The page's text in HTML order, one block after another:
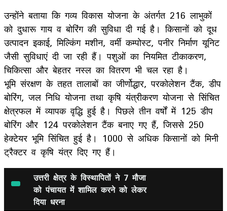
उन्होंने बताया कि गव्य विकास योजना के अंतर्गत 216 लाभुकों
को दुधारू गाय व बोरिंग की सुविधा दी गई है। किसानों को दूध
उत्पादन इकाई, मिल्किंग मशीन, वर्मी कम्पोस्ट, पनीर निर्माण यूनिट
जैसी सुविधाएं दी जा रही हैं। पशुओं का नियमित टीकाकरण,
चिकित्सा और बेहतर नस्ल का वितरण भी चल रहा है।
भूमि संरक्षण के तहत तालाबों का जीर्णोद्धार, परकोलेशन टैंक, डीप
बोरिंग, जल निधि योजना तथा कृषि यंत्रीकरण योजना से सिंचित
क्षेत्रफल में व्यापक वृद्धि हुई है। पिछले तीन वर्षों में 125 डीप
बोरिंग और 124 परकोलेशन टैंक बनाए गए हैं, जिससे 250
हेक्टेयर भूमि सिंचित हुई है। 1000 से अधिक किसानों को मिनी
ट्रैक्टर व कृषि यंत्र दिए गए हैं।
उत्तरी क्षेत्र के विस्थापितों ने 7 मौजा
को पंचायत में शामिल करने को लेकर
दिया धरना